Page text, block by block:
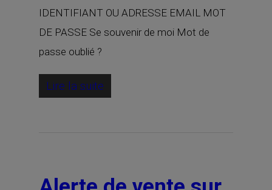
IDENTIFIANT OU ADRESSE EMAIL MOT
DE PASSE Se souvenir de moi Mot de
passe oublié ?
Lire la suite